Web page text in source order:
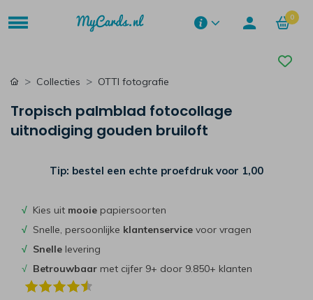
0
Collecties OTTI fotografie
Tropisch palmblad fotocollage
uitnodiging gouden bruiloft
Tip: bestel een echte proefdruk voor 1,00
√ Kies uit mooie papiersoorten
√ Snelle, persoonlijke klantenservice voor vragen
√ Snelle levering
√ Betrouwbaar met cijfer 9+ door 9.850+ klanten